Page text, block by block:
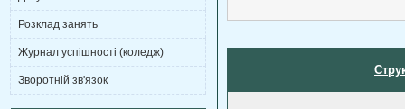
Розклад занять
Журнал успішності (коледж)
Зворотній зв'язок